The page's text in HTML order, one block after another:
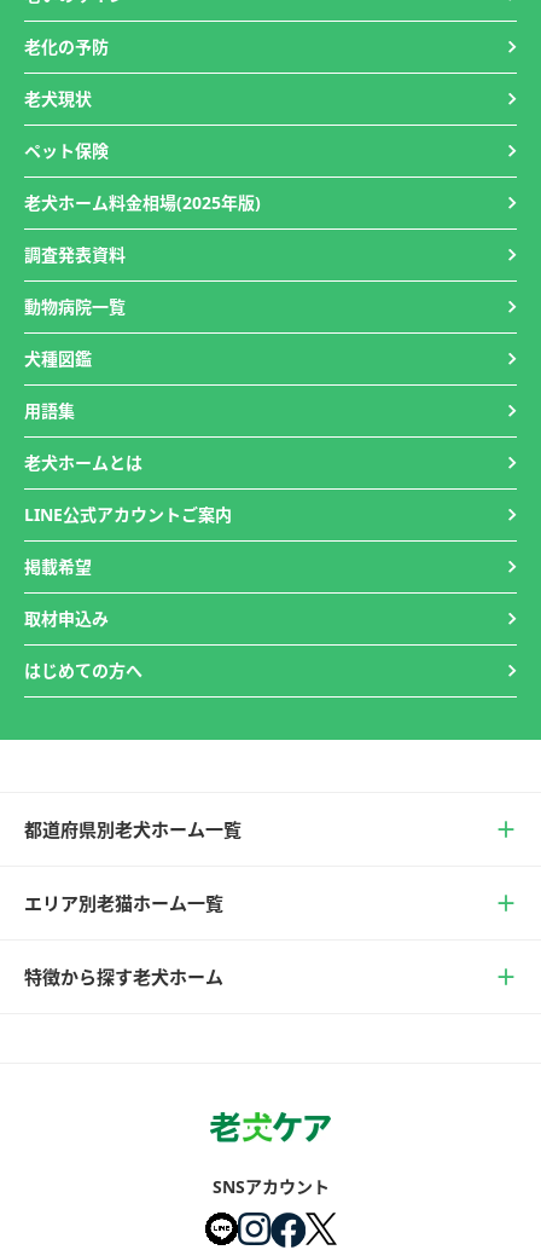
老化の予防
老犬現状
ペット保険
老犬ホーム料金相場(2025年版)
調査発表資料
動物病院一覧
犬種図鑑
用語集
老犬ホームとは
LINE公式アカウントご案内
掲載希望
取材申込み
はじめての方へ
都道府県別老犬ホーム一覧
エリア別老猫ホーム一覧
特徴から探す老犬ホーム
SNSアカウント